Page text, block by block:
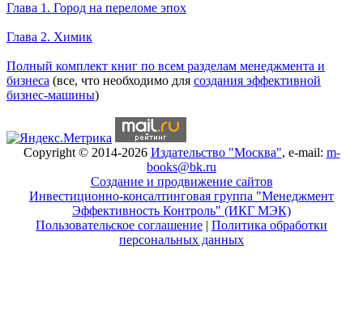
Глава 1. Город на переломе эпох
Глава 2. Химик
Полный комплект книг по всем разделам менеджмента и
бизнеса (все, что необходимо для создания эффективной
бизнес-машины)
Copyright © 2014-2026 Издательство "Москва", e-mail: m-
books@bk.ru
Создание и продвижение сайтов
Инвестиционно-консалтинговая группа "Менеджмент
Эффективность Контроль" (ИКГ МЭК)
Пользовательское соглашение | Политика обработки
персональных данных